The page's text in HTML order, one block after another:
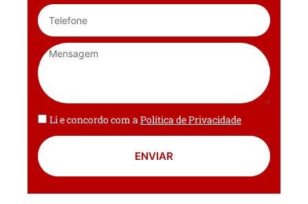
Li e concordo com aPolítica de Privacidade
ENVIAR